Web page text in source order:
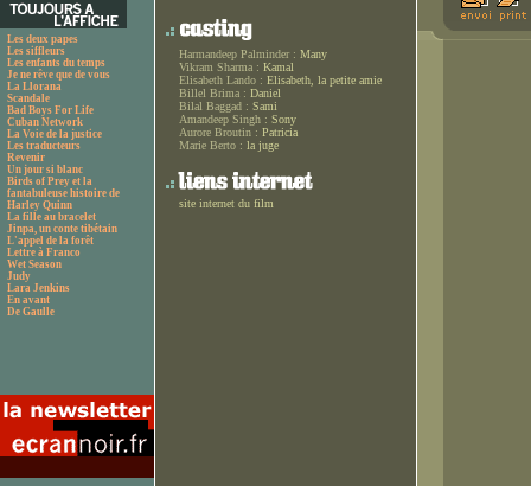
Les deux papes
Les siffleurs
Les enfants du temps
Je ne rêve que de vous
La Llorana
Scandale
Bad Boys For Life
Cuban Network
La Voie de la justice
Les traducteurs
Revenir
Un jour si blanc
Birds of Prey et la
fantabuleuse histoire de
Harley Quinn
La fille au bracelet
Jinpa, un conte tibétain
L'appel de la forêt
Lettre à Franco
Wet Season
Judy
Lara Jenkins
En avant
De Gaulle
Harmandeep Palminder : Many
Vikram Sharma : Kamal
Elisabeth Lando : Elisabeth, la petite amie
Billel Brima : Daniel
Bilal Baggad : Sami
Amandeep Singh : Sony
Aurore Broutin : Patricia
Marie Berto : la juge
site internet du film